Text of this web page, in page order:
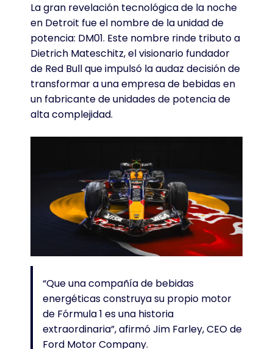
La gran revelación tecnológica de la noche
en Detroit fue el nombre de la unidad de
potencia: DM01. Este nombre rinde tributo a
Dietrich Mateschitz, el visionario fundador
de Red Bull que impulsó la audaz decisión de
transformar a una empresa de bebidas en
un fabricante de unidades de potencia de
alta complejidad.
“Que una compañía de bebidas
energéticas construya su propio motor
de Fórmula 1 es una historia
extraordinaria”, afirmó Jim Farley, CEO de
Ford Motor Company.